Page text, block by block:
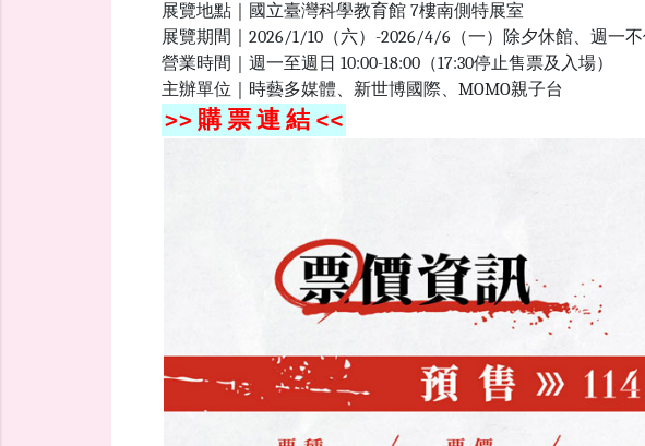
展覽地點｜國立臺灣科學教育館 7樓南側特展室
展覽期間｜2026/1/10（六）-2026/4/6（一）除夕休館、週一
營業時間｜週一至週日 10:00-18:00（17:30停止售票及入場）
主辦單位｜時藝多媒體、新世博國際、MOMO親子台
>> 購 票 連 結 <<